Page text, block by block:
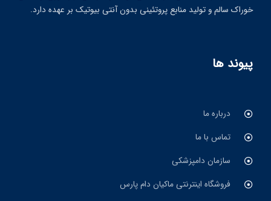
خوراک سالم و تولید منابع پروتئینی بدون آنتی بیوتیک بر عهده دارد.
پیوند ها
درباره ما
تماس با ما
سازمان دامپزشکی
فروشگاه اینترنتی ماکیان دام پارس